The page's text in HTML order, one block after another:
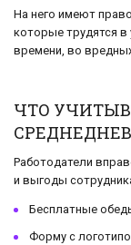
На него имеют
которые трудятся в
времени, во
ЧТО
Работодатели
и выгоды
Бесплатные
Форму с